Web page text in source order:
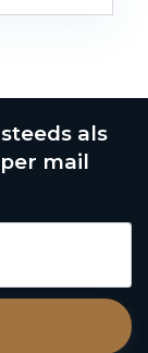
als
mail